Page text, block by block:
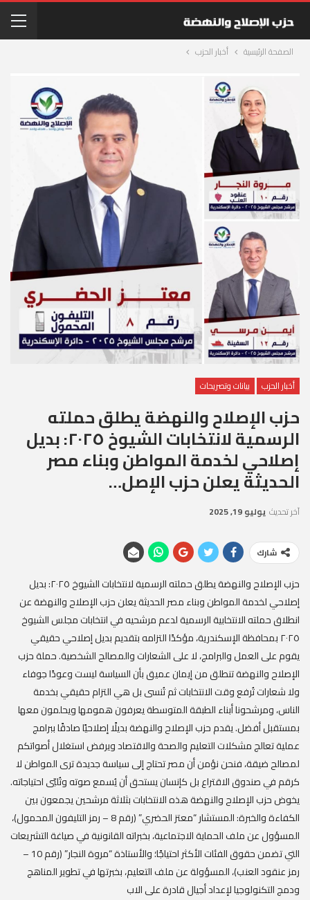
الصفحة الرئيسية أخبار الحزب
أخبار الحزب بيانات وتصريحات
حزب الإصلاح والنهضة يطلق حملته
الرسمية لانتخابات الشيوخ ٢٠٢٥: بديل
إصلاحي لخدمة المواطن وبناء مصر
الحديثة يعلن حزب الإصل…
آخر تحديث يوليو 19, 2025
شارك
حزب الإصلاح والنهضة يطلق حملته الرسمية لانتخابات الشيوخ ٢٠٢٥: بديل
إصلاحي لخدمة المواطن وبناء مصر الحديثة يعلن حزب الإصلاح والنهضة عن
انطلاق حملته الانتخابية الرسمية لدعم مرشحيه في انتخابات مجلس الشيوخ
٢٠٢٥ بمحافظة الإسكندرية، مؤكدًا التزامه بتقديم بديل إصلاحي حقيقي
يقوم على العمل والبرامج، لا على الشعارات والمصالح الشخصية. حملة حزب
الإصلاح والنهضة تنطلق من إيمان عميق بأن السياسة ليست وعودًا جوفاء
ولا شعارات تُرفع وقت الانتخابات ثم تُنسى بل هي التزام حقيقي بخدمة
الناس، ومرشحونا أبناء الطبقة المتوسطة يعرفون همومها ويحلمون معها
بمستقبل أفضل. يقدم حزب الإصلاح والنهضة بديلًا إصلاحيًا صادقًا ببرامج
عملية تعالج مشكلات التعليم والصحة والاقتصاد ويرفض استغلال أصواتكم
لمصالح ضيقة، فنحن نؤمن أن مصر تحتاج إلى سياسة جديدة ترى المواطن لا
كرقم في صندوق الاقتراع بل كإنسان يستحق أن يُسمع صوته وتُلبّى احتياجاته.
يخوض حزب الإصلاح والنهضة هذه الانتخابات بثلاثة مرشحين يجمعون بين
الكفاءة والخبرة: المستشار “معتز الحضري” (رقم 8 – رمز التليفون المحمول)،
المسؤول عن ملف الحماية الاجتماعية، بخبراته القانونية في صياغة التشريعات
التي تضمن حقوق الفئات الأكثر احتياجًا؛ والأستاذة “مروة النجار” (رقم 10 –
رمز عنقود العنب)، المسؤولة عن ملف التعليم، بخبرتها في تطوير المناهج
ودمج التكنولوجيا لإعداد أجيال قادرة على الاب